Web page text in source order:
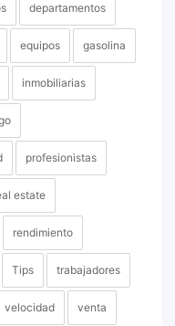
departamentos
equipos gasolina
inmobiliarias
profesionistas
estate
rendimiento
Tips trabajadores
velocidad venta